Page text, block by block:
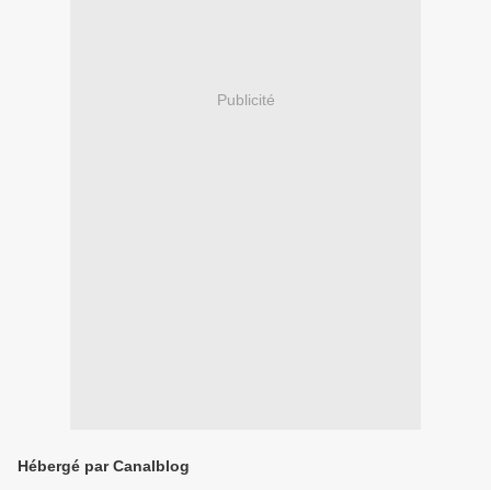
Publicité
Hébergé par Canalblog